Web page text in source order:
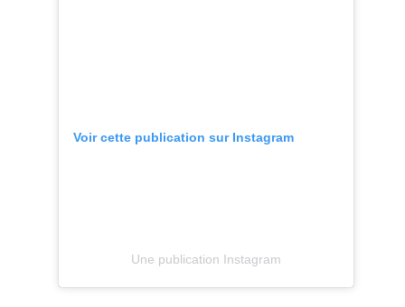
Voir cette publication sur Instagram
Une publication Instagram